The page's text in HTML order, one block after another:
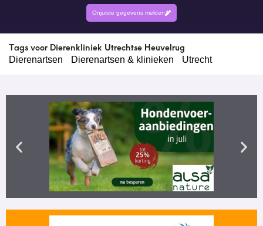
Onjuiste gegevens melden
Tags voor Dierenkliniek Utrechtse Heuvelrug
Dierenartsen Dierenartsen & klinieken Utrecht